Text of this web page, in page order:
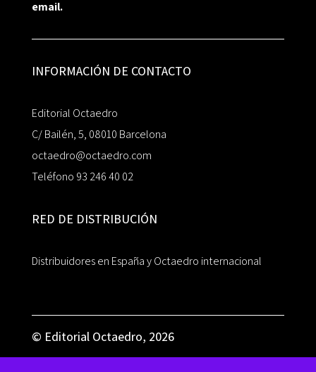
email.
INFORMACIÓN DE CONTACTO
Editorial Octaedro
C/ Bailén, 5, 08010 Barcelona
octaedro@octaedro.com
Teléfono 93 246 40 02
RED DE DISTRIBUCIÓN
Distribuidores en España y Octaedro internacional
© Editorial Octaedro, 2026